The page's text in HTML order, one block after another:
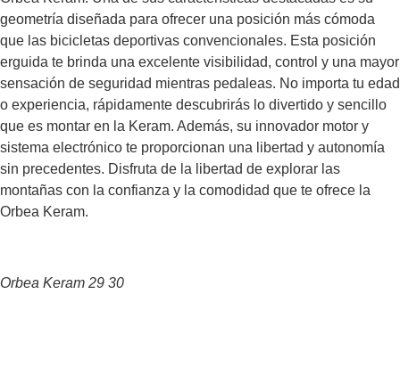
geometría diseñada para ofrecer una posición más cómoda
que las bicicletas deportivas convencionales. Esta posición
erguida te brinda una excelente visibilidad, control y una mayor
sensación de seguridad mientras pedaleas. No importa tu edad
o experiencia, rápidamente descubrirás lo divertido y sencillo
que es montar en la Keram. Además, su innovador motor y
sistema electrónico te proporcionan una libertad y autonomía
sin precedentes. Disfruta de la libertad de explorar las
montañas con la confianza y la comodidad que te ofrece la
Orbea Keram.
Orbea Keram 29 30